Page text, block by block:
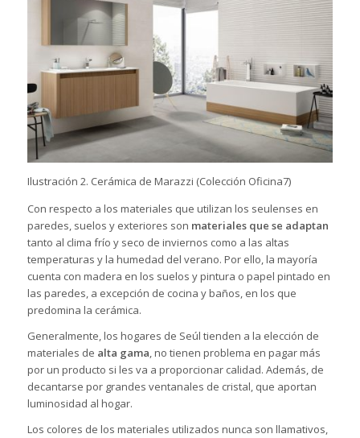
Ilustración 2. Cerámica de Marazzi (Colección Oficina7)
Con respecto a los materiales que utilizan los seulenses en
paredes, suelos y exteriores son materiales que se adaptan
tanto al clima frío y seco de inviernos como a las altas
temperaturas y la humedad del verano. Por ello, la mayoría
cuenta con madera en los suelos y pintura o papel pintado en
las paredes, a excepción de cocina y baños, en los que
predomina la cerámica.
Generalmente, los hogares de Seúl tienden a la elección de
materiales de alta gama, no tienen problema en pagar más
por un producto si les va a proporcionar calidad. Además, de
decantarse por grandes ventanales de cristal, que aportan
luminosidad al hogar.
Los colores de los materiales utilizados nunca son llamativos,